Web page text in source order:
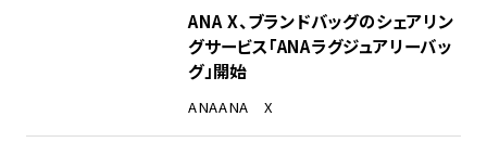
ANA X、ブランドバッグのシェアリン
グサービス「ANAラグジュアリーバッ
グ」開始
ANAANA X